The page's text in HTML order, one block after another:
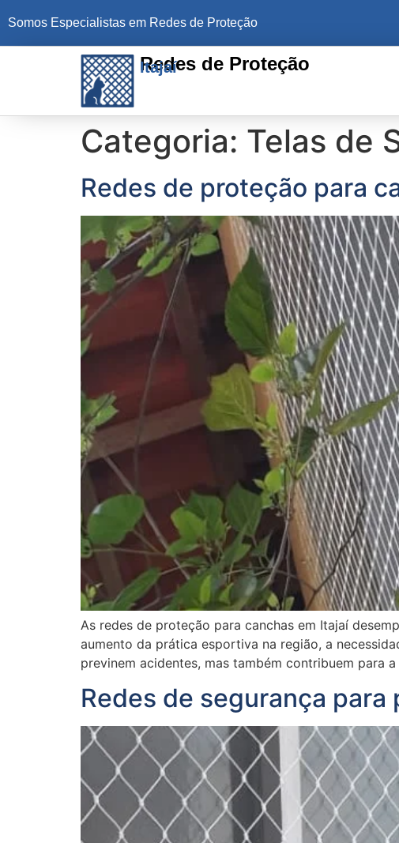
Somos Especialistas em Redes de Proteção
Redes de Proteção
Itajaí
Categoria: Telas de
Redes de proteção para
As redes de proteção para canchas em Itajaí
aumento da prática esportiva na região, a
previnem acidentes, mas também contribuem
Redes de segurança para